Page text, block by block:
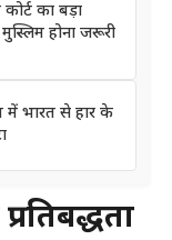
का बड़ा
होना जरूरी
भारत से हार के